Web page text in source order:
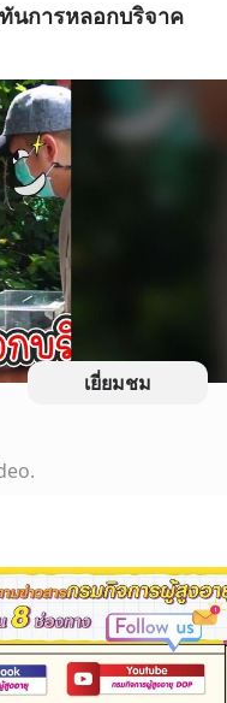
นการหลอกบริจาค
เยี่ยมชม